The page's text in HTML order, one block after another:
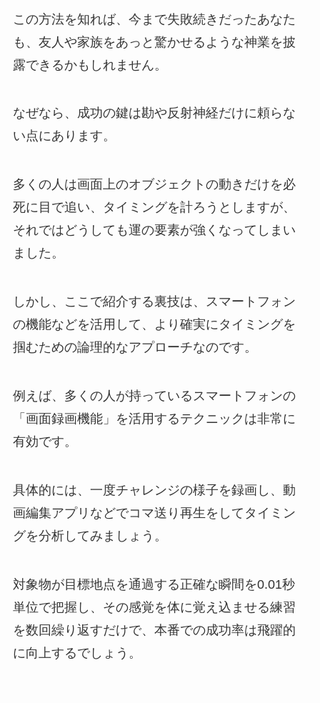
この方法を知れば、今まで失敗続きだったあなた
も、友人や家族をあっと驚かせるような神業を披
露できるかもしれません。
なぜなら、成功の鍵は勘や反射神経だけに頼らな
い点にあります。
多くの人は画面上のオブジェクトの動きだけを必
死に目で追い、タイミングを計ろうとしますが、
それではどうしても運の要素が強くなってしまい
ました。
しかし、ここで紹介する裏技は、スマートフォン
の機能などを活用して、より確実にタイミングを
掴むための論理的なアプローチなのです。
例えば、多くの人が持っているスマートフォンの
「画面録画機能」を活用するテクニックは非常に
有効です。
具体的には、一度チャレンジの様子を録画し、動
画編集アプリなどでコマ送り再生をしてタイミン
グを分析してみましょう。
対象物が目標地点を通過する正確な瞬間を0.01秒
単位で把握し、その感覚を体に覚え込ませる練習
を数回繰り返すだけで、本番での成功率は飛躍的
に向上するでしょう。